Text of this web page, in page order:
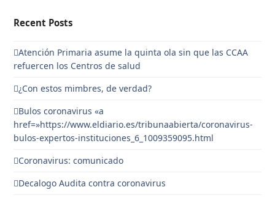
Recent Posts
Atención Primaria asume la quinta ola sin que las CCAA
refuercen los Centros de salud
¿Con estos mimbres, de verdad?
Bulos coronavirus «a
href=»https://www.eldiario.es/tribunaabierta/coronavirus-
bulos-expertos-instituciones_6_1009359095.html
Coronavirus: comunicado
Decalogo Audita contra coronavirus